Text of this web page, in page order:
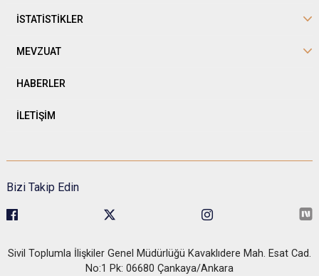
İSTATİSTİKLER
MEVZUAT
HABERLER
İLETİŞİM
Bizi Takip Edin
Sivil Toplumla İlişkiler Genel Müdürlüğü Kavaklıdere Mah. Esat Cad.
No:1 Pk: 06680 Çankaya/Ankara